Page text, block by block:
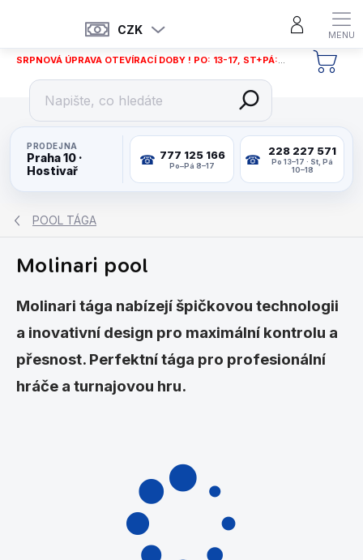
CZK
SRPNOVÁ ÚPRAVA OTEVÍRACÍ DOBY ! PO: 13-17, ST+PÁ: 12-18
PRODEJNA
Praha 10 ·
Hostivař
777 125 166
Po–Pá 8–17
228 227 571
Po 13–17 · St, Pá
10–18
POOL TÁGA
Molinari pool
Molinari tága nabízejí špičkovou technologii
a inovativní design pro maximální kontrolu a
přesnost. Perfektní tága pro profesionální
hráče a turnajovou hru.